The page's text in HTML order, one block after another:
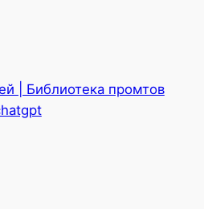
| Библиотека промтов